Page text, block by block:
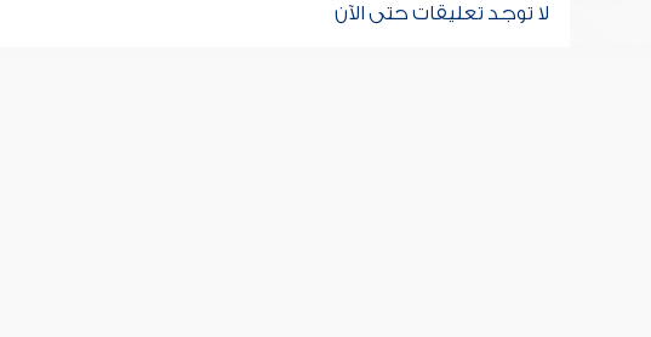
لا توجد تعليقات حتى الآن